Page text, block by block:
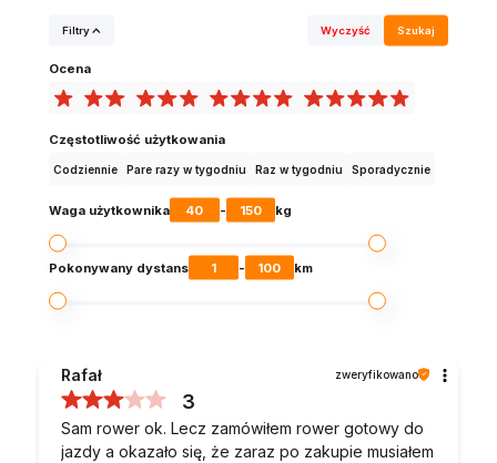
Filtry Wyczyść Szukaj
Ocena
Częstotliwość użytkowania
Codziennie Pare razy w tygodniu Raz w tygodniu Sporadycznie
Waga użytkownika 40 - 150 kg
Pokonywany dystans 1 - 100 km
Rafał zweryfikowano
3
Sam rower ok. Lecz zamówiłem rower gotowy do
jazdy a okazało się, że zaraz po zakupie musiałem